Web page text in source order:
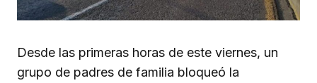
Desde las primeras horas de este viernes, un
grupo de padres de familia bloqueó la